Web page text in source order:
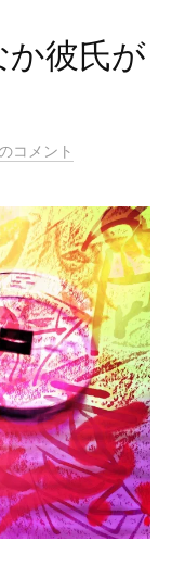
か彼氏が
コメント